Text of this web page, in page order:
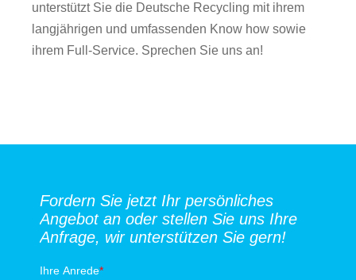
unterstützt Sie die Deutsche Recycling mit ihrem
langjährigen und umfassenden Know how sowie
ihrem Full-Service. Sprechen Sie uns an!